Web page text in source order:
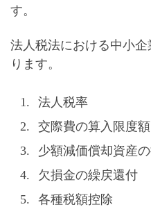
す。
法人税法における中小
ります。
法人税率
交際費の算入限度額
少額減価償却資産
欠損金の繰戻還付
各種税額控除